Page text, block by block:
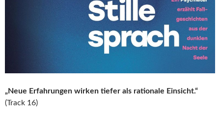
„Neue Erfahrungen wirken tiefer als rationale Einsicht.“
(Track 16)